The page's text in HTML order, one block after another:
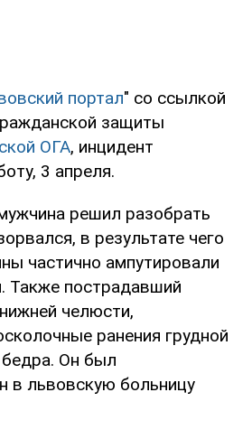
портал" со ссылкой
защиты
ОГА, инцидент
3 апреля.
решил разобрать
в результате чего
частично ампутировали
Также пострадавший
челюсти,
ранения грудной
Он был
в львовскую больницу